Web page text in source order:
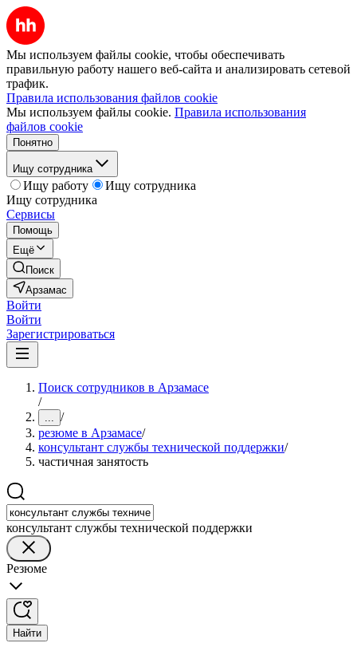
Мы используем файлы cookie, чтобы обеспечивать
правильную работу нашего веб-сайта и анализировать сетевой
трафик.
Правила использования файлов cookie
Мы используем файлы cookie. Правила использования
файлов cookie
Понятно
Ищу сотрудника
Ищу работу
Ищу сотрудника
Ищу сотрудника
Сервисы
Помощь
Ещё
Поиск
Арзамас
Войти
Войти
Зарегистрироваться
Поиск сотрудников в Арзамасе
/
... /
резюме в Арзамасе/
консультант службы технической поддержки/
частичная занятость
консультант службы технической поддержки
Резюме
Найти